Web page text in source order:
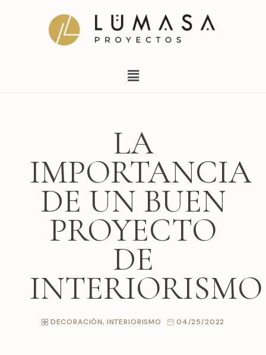
Menú
LA
IMPORTANCIA
DE UN BUEN
PROYECTO
DE
INTERIORISMO
DECORACIÓN, INTERIORISMO 04/25/2022